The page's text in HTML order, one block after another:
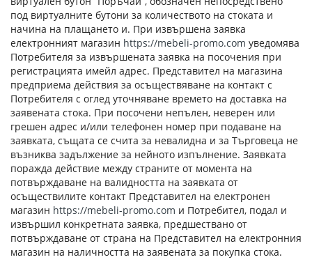
под виртуалните бутони за количеството на стоката и
начина на плащането и. При извършена заявка
електронният магазин https://mebeli-promo.com уведомява
Потребителя за извършената заявка на посочения при
регистрацията имейл адрес. Представител на магазина
предприема действия за осъществяване на контакт с
Потребителя с оглед уточняване времето на доставка на
заявената стока. При посочени непълен, неверен или
грешен адрес и/или телефонен номер при подаване на
заявката, същата се счита за невалидна и за Търговеца не
възниква задължение за нейното изпълнение. Заявката
поражда действие между страните от момента на
потвърждаване на валидността на заявката от
осъществилите контакт Представител на електронен
магазин https://mebeli-promo.com и Потребител, подал и
извършил конкретната заявка, предшествано от
потвърждаване от страна на Представител на електронния
магазин на наличността на заявената за покупка стока.